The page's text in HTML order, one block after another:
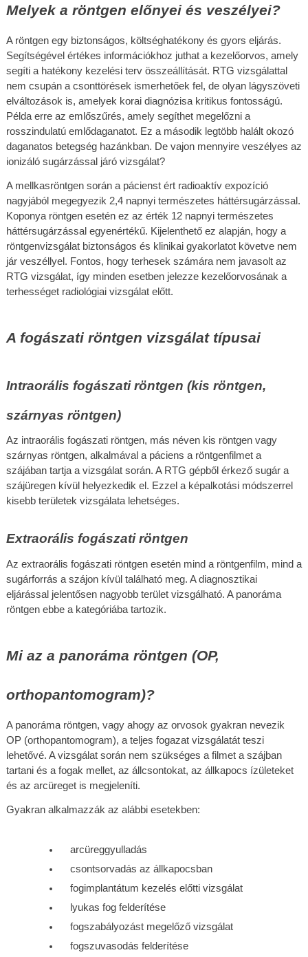
Melyek a röntgen előnyei és veszélyei?
A röntgen egy biztonságos, költséghatékony és gyors eljárás.
Segítségével értékes információkhoz juthat a kezelőorvos, amely
segíti a hatékony kezelési terv összeállítását. RTG vizsgálattal
nem csupán a csonttörések ismerhetőek fel, de olyan lágyszöveti
elváltozások is, amelyek korai diagnózisa kritikus fontosságú.
Példa erre az emlőszűrés, amely segíthet megelőzni a
rosszindulatú emlődaganatot. Ez a második legtöbb halált okozó
daganatos betegség hazánkban. De vajon mennyire veszélyes az
ionizáló sugárzással járó vizsgálat?
A mellkasröntgen során a pácienst ért radioaktív expozíció
nagyjából megegyezik 2,4 napnyi természetes háttérsugárzással.
Koponya röntgen esetén ez az érték 12 napnyi természetes
háttérsugárzással egyenértékű. Kijelenthető ez alapján, hogy a
röntgenvizsgálat biztonságos és klinikai gyakorlatot követve nem
jár veszéllyel. Fontos, hogy terhesek számára nem javasolt az
RTG vizsgálat, így minden esetben jelezze kezelőorvosának a
terhességet radiológiai vizsgálat előtt.
A fogászati röntgen vizsgálat típusai
Intraorális fogászati röntgen (kis röntgen,
szárnyas röntgen)
Az intraorális fogászati röntgen, más néven kis röntgen vagy
szárnyas röntgen, alkalmával a páciens a röntgenfilmet a
szájában tartja a vizsgálat során. A RTG gépből érkező sugár a
szájüregen kívül helyezkedik el. Ezzel a képalkotási módszerrel
kisebb területek vizsgálata lehetséges.
Extraorális fogászati röntgen
Az extraorális fogászati röntgen esetén mind a röntgenfilm, mind a
sugárforrás a szájon kívül található meg. A diagnosztikai
eljárással jelentősen nagyobb terület vizsgálható. A panoráma
röntgen ebbe a kategóriába tartozik.
Mi az a panoráma röntgen (OP,
orthopantomogram)?
A panoráma röntgen, vagy ahogy az orvosok gyakran nevezik
OP (orthopantomogram), a teljes fogazat vizsgálatát teszi
lehetővé. A vizsgálat során nem szükséges a filmet a szájban
tartani és a fogak mellet, az állcsontokat, az állkapocs ízületeket
és az arcüreget is megjeleníti.
Gyakran alkalmazzák az alábbi esetekben:
arcüreggyulladás
csontsorvadás az állkapocsban
fogimplantátum kezelés előtti vizsgálat
lyukas fog felderítése
fogszabályozást megelőző vizsgálat
fogszuvasodás felderítése